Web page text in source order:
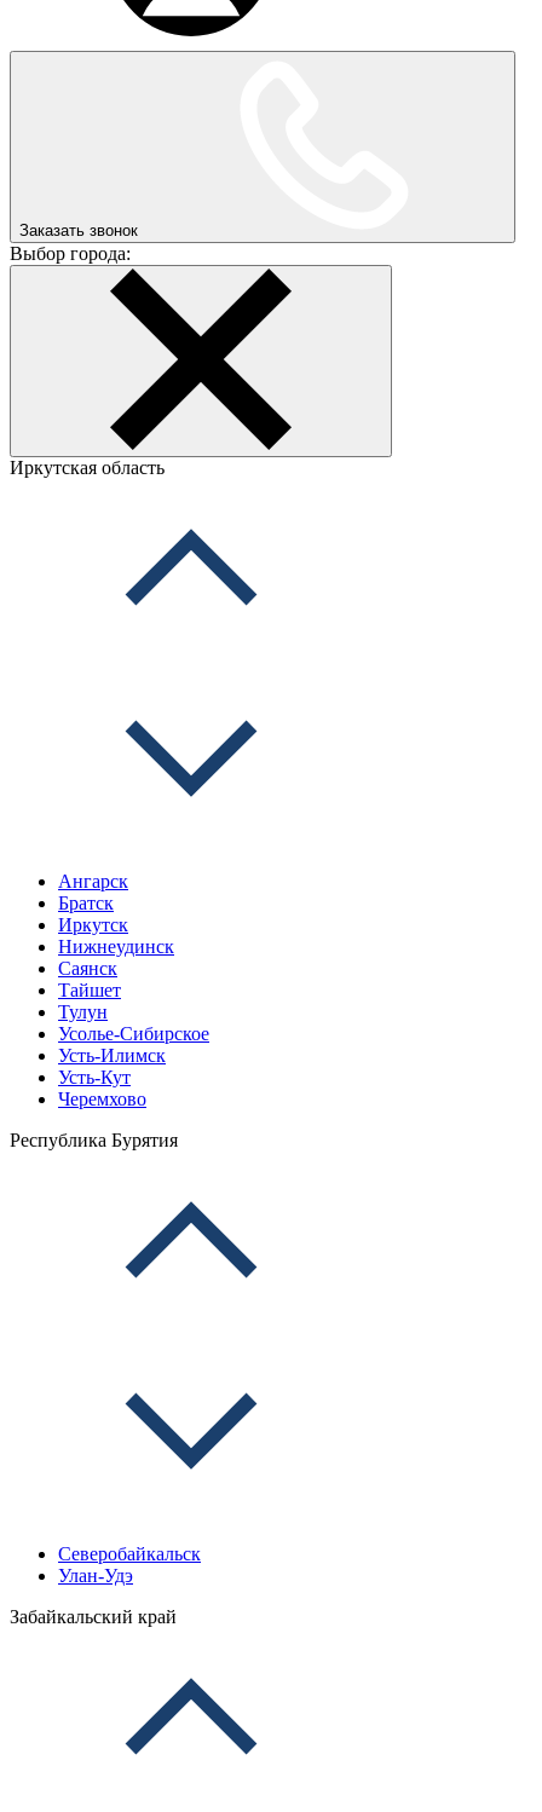
Заказать звонок
Выбор города:
Иркутская область
Ангарск
Братск
Иркутск
Нижнеудинск
Саянск
Тайшет
Тулун
Усолье-Сибирское
Усть-Илимск
Усть-Кут
Черемхово
Республика Бурятия
Северобайкальск
Улан-Удэ
Забайкальский край